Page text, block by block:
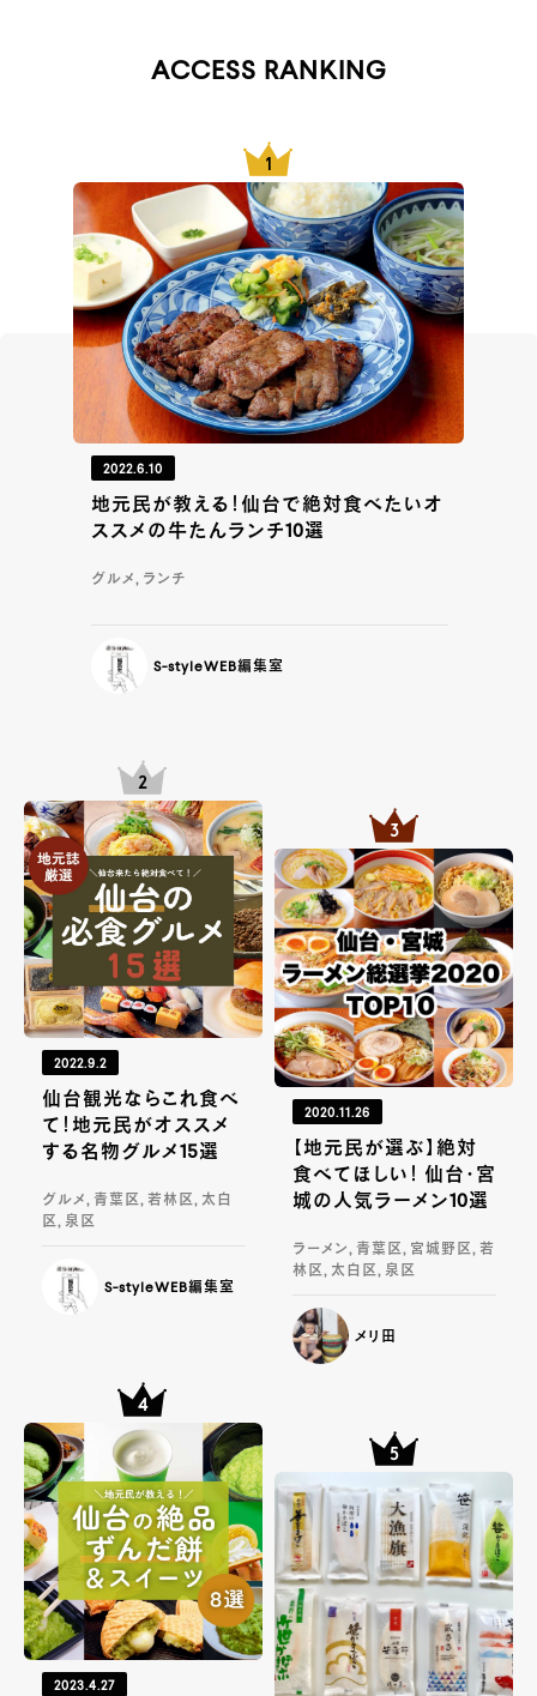
ACCESS RANKING
2022.6.10
地元民が教える！仙台で絶対食べたいオ
ススメの牛たんランチ10選
グルメ, ランチ
S-styleWEB編集室
2022.9.2
仙台観光ならこれ食べ
て！地元民がオススメ
する名物グルメ15選
グルメ, 青葉区, 若林区, 太白
区, 泉区
S-styleWEB編集室
2020.11.26
【地元民が選ぶ】絶対
食べてほしい！ 仙台・宮
城の人気ラーメン10選
ラーメン, 青葉区, 宮城野区, 若
林区, 太白区, 泉区
メリ田
2023.4.27